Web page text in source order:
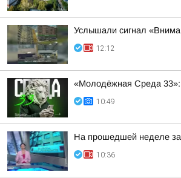
Услышали сигнал
12:12
«Молодёжная Среда 33»:
10:49
На прошедшей неделе
10:36